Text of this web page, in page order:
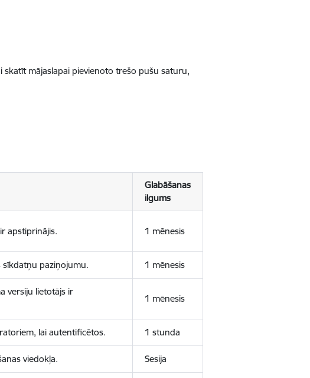
skatīt mājaslapai pievienoto trešo pušu saturu,
Glabāšanas
ilgums
apstiprinājis. 1 mēnesis
sīkdatņu paziņojumu. 1 mēnesis
versiju lietotājs ir
1 mēnesis
lai autentificētos. 1 stunda
viedokļa. Sesija